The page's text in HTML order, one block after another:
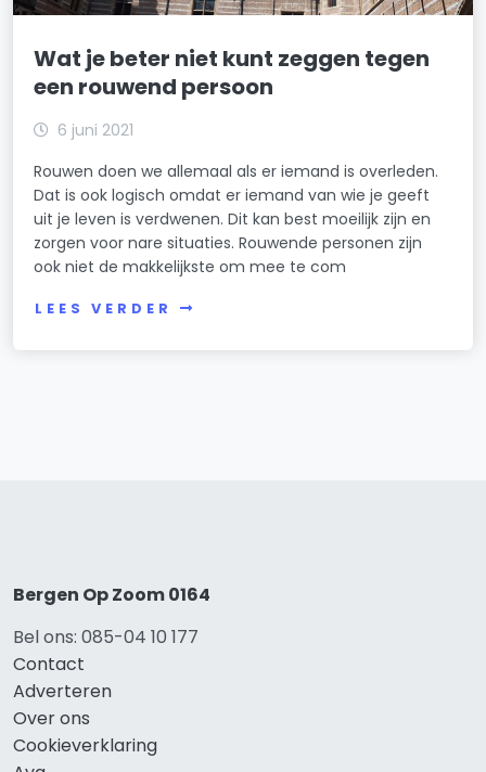
Wat je beter niet kunt zeggen tegen
een rouwend persoon
6 juni 2021
Rouwen doen we allemaal als er iemand is overleden.
Dat is ook logisch omdat er iemand van wie je geeft
uit je leven is verdwenen. Dit kan best moeilijk zijn en
zorgen voor nare situaties. Rouwende personen zijn
ook niet de makkelijkste om mee te com
LEES VERDER
Bergen Op Zoom 0164
Bel ons: 085-04 10 177
Contact
Adverteren
Over ons
Cookieverklaring